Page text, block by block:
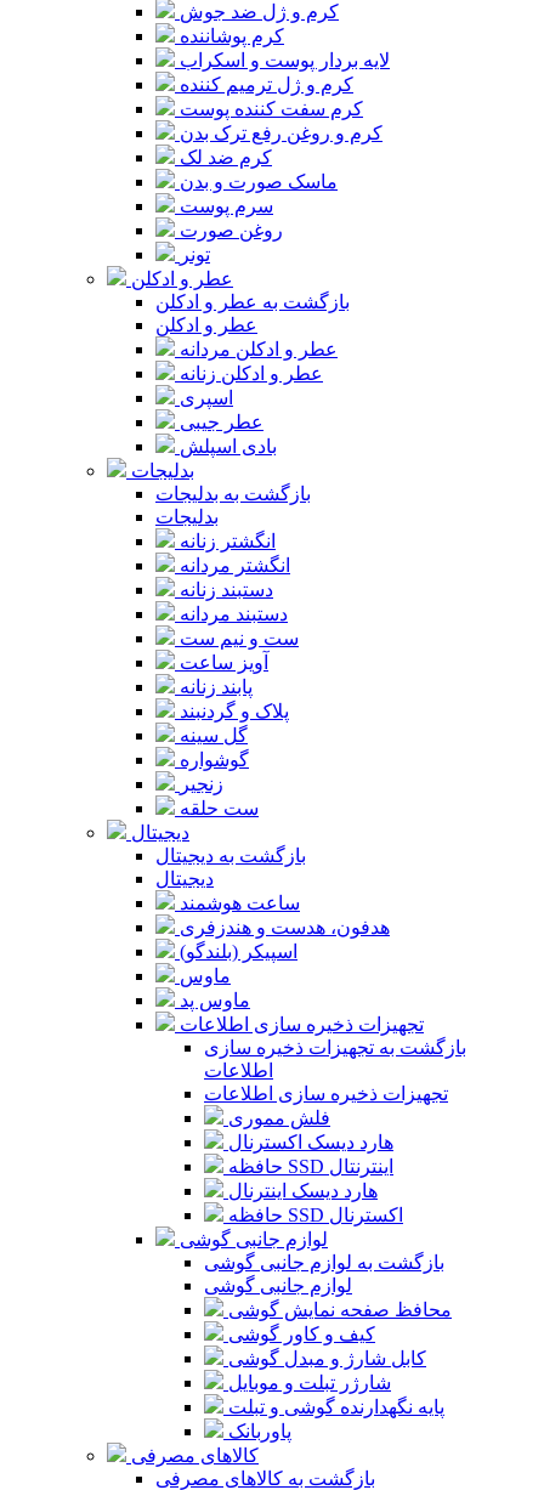
کرم و ژل ضد جوش
کرم پوشاننده
لایه بردار پوست و اسکراب
کرم و ژل ترمیم کننده
کرم سفت کننده پوست
کرم و روغن رفع ترک بدن
کرم ضد لک
ماسک صورت و بدن
سرم پوست
روغن صورت
تونر
عطر و ادکلن
بازگشت به عطر و ادکلن
عطر و ادکلن
عطر و ادکلن مردانه
عطر و ادکلن زنانه
اسپری
عطر جیبی
بادی اسپلش
بدلیجات
بازگشت به بدلیجات
بدلیجات
انگشتر زنانه
انگشتر مردانه
دستبند زنانه
دستبند مردانه
ست و نیم ست
آویز ساعت
پابند زنانه
پلاک و گردنبند
گل سینه
گوشواره
زنجیر
ست حلقه
دیجیتال
بازگشت به دیجیتال
دیجیتال
ساعت هوشمند
هدفون، هدست و هندزفری
اسپیکر (بلندگو)
ماوس
ماوس پد
تجهیزات ذخیره سازی اطلاعات
بازگشت به تجهیزات ذخیره سازی
اطلاعات
تجهیزات ذخیره سازی اطلاعات
فلش مموری
هارد دیسک اکسترنال
حافظه SSD اینترنتال
هارد دیسک اینترنال
حافظه SSD اکسترنال
لوازم جانبی گوشی
بازگشت به لوازم جانبی گوشی
لوازم جانبی گوشی
محافظ صفحه نمایش گوشی
کیف و کاور گوشی
کابل شارژ و مبدل گوشی
شارژر تبلت و موبایل
پایه نگهدارنده گوشی و تبلت
پاوربانک
کالاهای مصرفی
بازگشت به کالاهای مصرفی